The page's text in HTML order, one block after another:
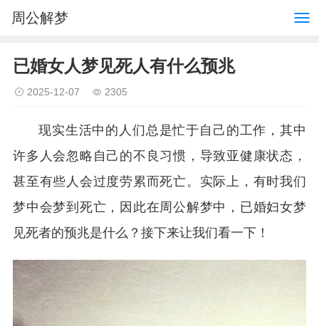
周公解梦
已婚女人梦见死人有什么预兆
2025-12-07 2305
现实生活中的人们总是忙于自己的工作，其中
许多人会忽略自己的不良习惯，导致亚健康状态，
甚至有些人会过度劳累而死亡。实际上，有时我们
梦中会梦到死亡，因此在周公解梦中，已婚妇女梦
见死者的预兆是什么？接下来让我们看一下！